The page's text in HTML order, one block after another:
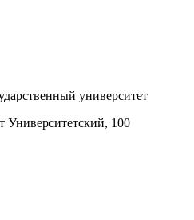
университет
Университетский, 100